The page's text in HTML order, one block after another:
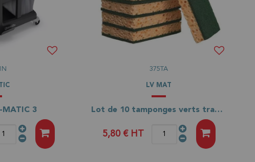
MATIC 3
375TA
LV MAT
Lot de 10 tamponges verts traditionnels 110x70
5,80 € HT